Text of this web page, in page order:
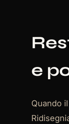
e
Quando